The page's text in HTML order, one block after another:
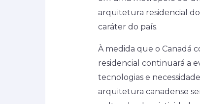
arquitetura residencial
caráter do país.
À medida que o Canadá
residencial continuará a
tecnologias e
arquitetura canadense